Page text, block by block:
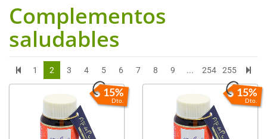
Complementos
saludables
1 2 3 4 5 6 7 8 9 ... 254 255
15%
Dto.
15%
Dto.